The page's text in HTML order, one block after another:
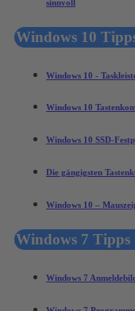
sinnvoll
Windows 10
Windows 10 -
Windows 10
Windows 10 SSD-
Die gängigsten
Windows 10 –
Windows 7 Tipps
Windows 7